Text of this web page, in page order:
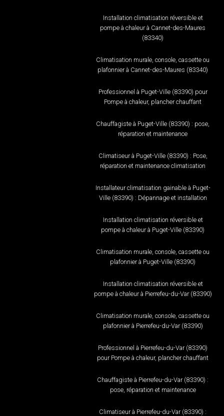
Installation climatisation réversible et
pompe à chaleur à Cannet-des-Maures
(83340)
Climatisation murale, console, cassette ou
plafonnier à Cannet-des-Maures (83340)
Professionnel à Puget-Ville (83390) pour
Pompe à chaleur, plancher chauffant
Chauffagiste à Puget-Ville (83390) : pose,
réparation et maintenance
Climatiseur à Puget-Ville (83390) : Pose,
réparation et maintenance climatisation
Installateur climatisation gainable à Puget-
Ville (83390) : Dépannage et installation
Installation climatisation réversible et
pompe à chaleur à Puget-Ville (83390)
Climatisation murale, console, cassette ou
plafonnier à Puget-Ville (83390)
Installation climatisation réversible et
pompe à chaleur à Pierrefeu-du-Var (83390)
Climatisation murale, console, cassette ou
plafonnier à Pierrefeu-du-Var (83390)
Professionnel à Pierrefeu-du-Var (83390)
pour Pompe à chaleur, plancher chauffant
Chauffagiste à Pierrefeu-du-Var (83390) :
pose, réparation et maintenance
Climatiseur à Pierrefeu-du-Var (83390) :